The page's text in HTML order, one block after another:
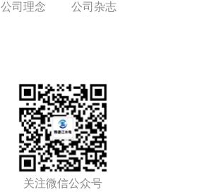
公司理念
公司杂志
关注微信公众号